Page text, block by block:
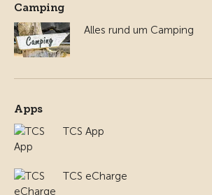
Camping
Alles rund um Camping
Apps
TCS App
TCS eCharge